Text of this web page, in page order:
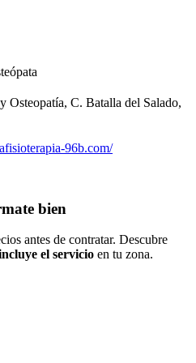
Osteopatía, C. Batalla del Salado,
96b.com/
bien
antes de contratar. Descubre
el servicio en tu zona.